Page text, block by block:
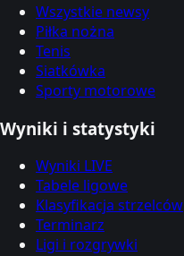
Wszystkie newsy
Piłka nożna
Tenis
Siatkówka
Sporty motorowe
Wyniki i statystyki
Wyniki LIVE
Tabele ligowe
Klasyfikacja strzelców
Terminarz
Ligi i rozgrywki